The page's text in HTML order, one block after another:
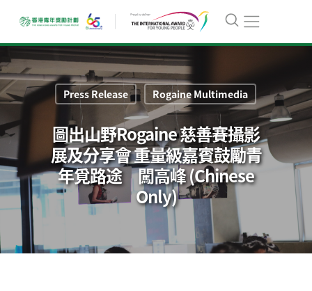
Press Release Rogaine Multimedia
圖出山野Rogaine 慈善賽攝影
展及分享會 重量級嘉賓鼓勵青
年覓路途 闖高峰 (Chinese
Only)